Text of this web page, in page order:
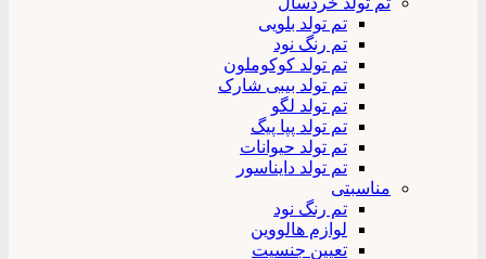
تم تولد بلویی
تم رنگ نود
تم تولد کوکوملون
تم تولد بیبی شارک
تم تولد لگو
تم تولد پپا پیگ
تم تولد حیوانات
تم تولد دایناسور
مناسبتی
تم رنگ نود
لوازم هالووین
تعیین جنسیت